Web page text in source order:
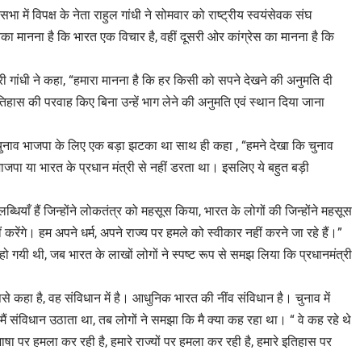
में विपक्ष के नेता राहुल गांधी ने सोमवार को राष्ट्रीय स्वयंसेवक संघ
मानना ​​है कि भारत एक विचार है, वहीं दूसरी ओर कांग्रेस का मानना ​​है कि
गांधी ने कहा, “हमारा मानना ​​है कि हर किसी को सपने देखने की अनुमति दी
की परवाह किए बिना उन्हें भाग लेने की अनुमति एवं स्थान दिया जाना
भाजपा के लिए एक बड़ा झटका था साथ ही कहा , “हमने देखा कि चुनाव
या भारत के प्रधान मंत्री से नहीं डरता था। इसलिए ये बहुत बड़ी
हैं जिन्होंने लोकतंत्र को महसूस किया, भारत के लोगों की जिन्होंने महसूस
हम अपने धर्म, अपने राज्य पर हमले को स्वीकार नहीं करने जा रहे हैं।”
गयी थी, जब भारत के लाखों लोगों ने स्पष्ट रूप से समझ लिया कि प्रधानमंत्री
कहा है, वह संविधान में है। आधुनिक भारत की नींव संविधान है। चुनाव में
उठाता था, तब लोगों ने समझा कि मै क्या कह रहा था। “ वे कह रहे थे
पर हमला कर रही है, हमारे राज्यों पर हमला कर रही है, हमारे इतिहास पर